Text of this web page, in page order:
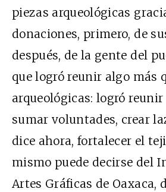
piezas arqueológicas
donaciones, primero, de
después, de la gente del
que logró reunir algo más
arqueológicas: logró reunir
sumar voluntades, crear
dice ahora, fortalecer el
mismo puede decirse del
Artes Gráficas de Oaxaca,